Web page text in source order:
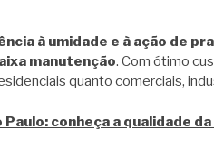
à umidade e à ação de
manutenção. Com ótimo
quanto comerciais,
conheça a qualidade